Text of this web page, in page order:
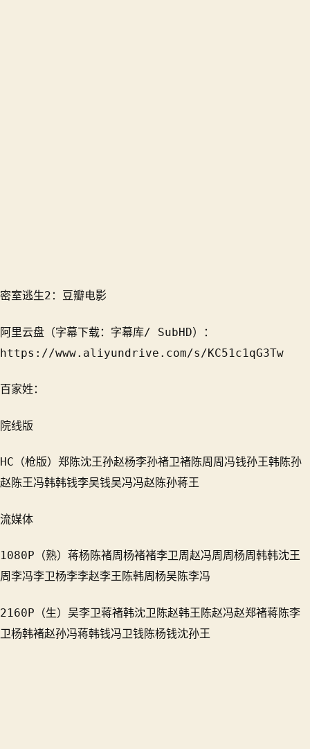
密室逃生2 ：豆瓣电影
阿里云盘（字幕下载：字幕库/ SubHD）：
https://www.aliyundrive.com/s/KC51c1qG3Tw
百家姓：
院线版
HC（枪版）郑陈沈王孙赵杨李孙褚卫褚陈周周冯钱孙王韩陈孙
赵陈王冯韩韩钱李吴钱吴冯冯赵陈孙蒋王
流媒体
1080P（熟）蒋杨陈褚周杨褚褚李卫周赵冯周周杨周韩韩沈王
周李冯李卫杨李李赵李王陈韩周杨吴陈李冯
2160P（生）吴李卫蒋褚韩沈卫陈赵韩王陈赵冯赵郑褚蒋陈李
卫杨韩褚赵孙冯蒋韩钱冯卫钱陈杨钱沈孙王